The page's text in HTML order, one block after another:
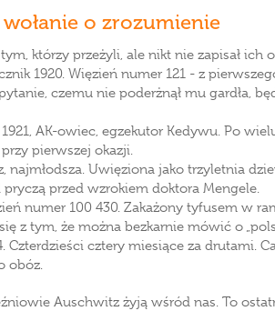
o zrozumienie
którzy przeżyli, ale nikt nie zapisał ich
1920. Więzień numer 121 - z
czemu nie poderżnął mu gardła,
AK-owiec, egzekutor Kedywu. Po
pierwszej okazji.
najmłodsza. Uwięziona jako trzyletnia
przed wzrokiem doktora Mengele.
numer 100 430. Zakażony tyfusem w
z tym, że można bezkarnie mówić o
Czterdzieści cztery miesiące za drutami.
obóz.
Auschwitz żyją wśród nas. To